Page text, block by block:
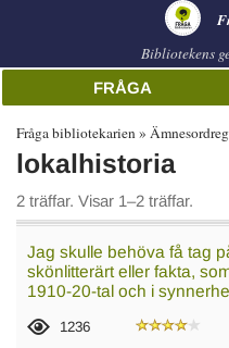
Bibliotekens
FRÅGA
Fråga bibliotekarien
lokalhistoria
2 träffar. Visar 1–2 träffar.
Jag skulle behöva få tag
skönlitterärt eller fakta,
1910-20-tal och i
1236